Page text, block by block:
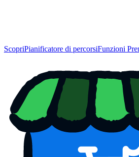
ScopriPianificatore di percorsiFunzioni